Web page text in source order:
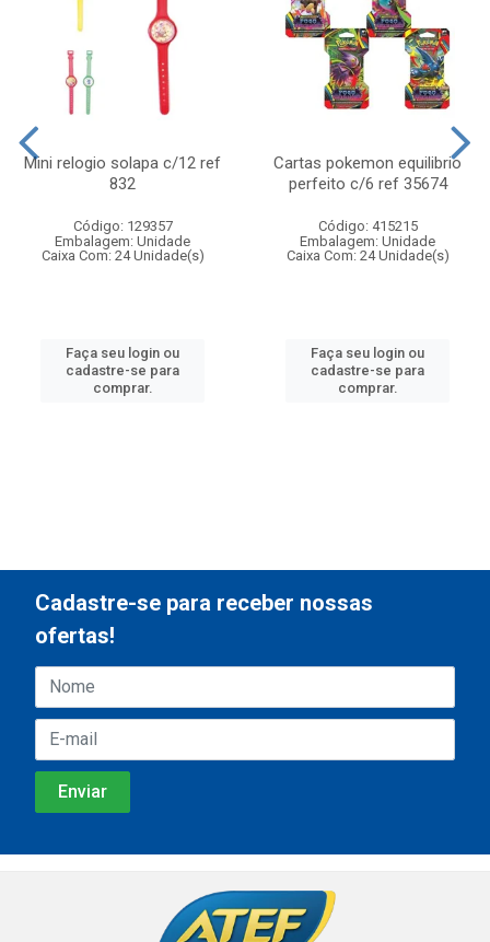
Mini relogio solapa c/12 ref
832
Código: 129357
Embalagem: Unidade
Caixa Com: 24 Unidade(s)
Faça seu login ou
cadastre-se para
comprar.
Cartas pokemon equilibrio
perfeito c/6 ref 35674
Código: 415215
Embalagem: Unidade
Caixa Com: 24 Unidade(s)
Faça seu login ou
cadastre-se para
comprar.
Cadastre-se para receber nossas
ofertas!